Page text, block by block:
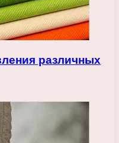
различных